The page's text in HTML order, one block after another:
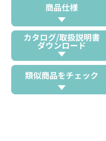
商品仕様
カタログ/取扱説明書
ダウンロード
類似商品をチェック